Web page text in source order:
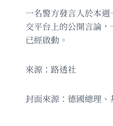
一名警方發言人於本
交平台上的公開言論
已經啟動。
來源：路透社
封面來源：德國總理